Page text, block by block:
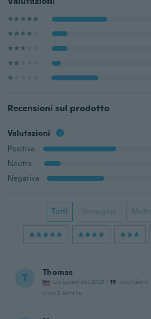
Recensioni sul prodotto
Valutazioni
Positiva
Neutra
Negativa
Tutti Immagine
T Thomas
Iscrizione dal 2020 · 19 recensioni
circa 5 anni fa